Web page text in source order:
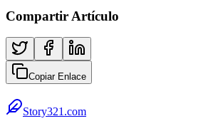
Compartir Artículo
Copiar Enlace
Story321.com